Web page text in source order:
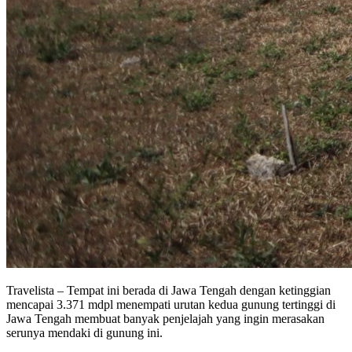
Travelista – Tempat ini berada di Jawa Tengah dengan ketinggian
mencapai 3.371 mdpl menempati urutan kedua gunung tertinggi di
Jawa Tengah membuat banyak penjelajah yang ingin merasakan
serunya mendaki di gunung ini.